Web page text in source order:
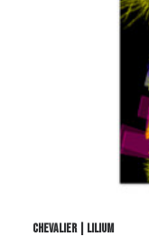
CHEVALIER | LILIUM